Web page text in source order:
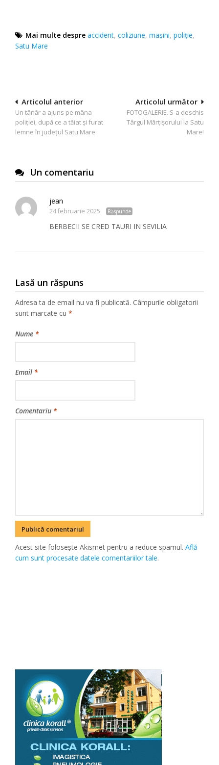
Mai multe despre accident,coliziune,maşini,poliție,
Satu Mare
Navigare
în
articole
Articolul următor
FOTOGALERIE. S-a deschis
Târgul Mărțișorului la Satu
Mare!
Articolul anterior
Un tânăr a ajuns pe mâna
poliției, după ce a tăiat și furat
lemne în județul Satu Mare
Un comentariu
jean
24 februarie 2025 Răspunde
BERBECII SE CRED TAURI IN SEVILIA
Lasă un răspuns
Adresa ta de email nu va fi publicată. Câmpurile obligatorii
sunt marcate cu*
Nume *
Email *
Comentariu *
Acest site folosește Akismet pentru a reduce spamul.Află
cum sunt procesate datele comentariilor tale.